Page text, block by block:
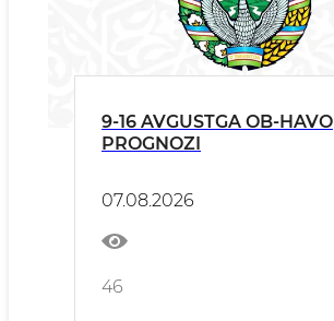
9-16 AVGUSTGA OB-HAVO
PROGNOZI
07.08.2026
46